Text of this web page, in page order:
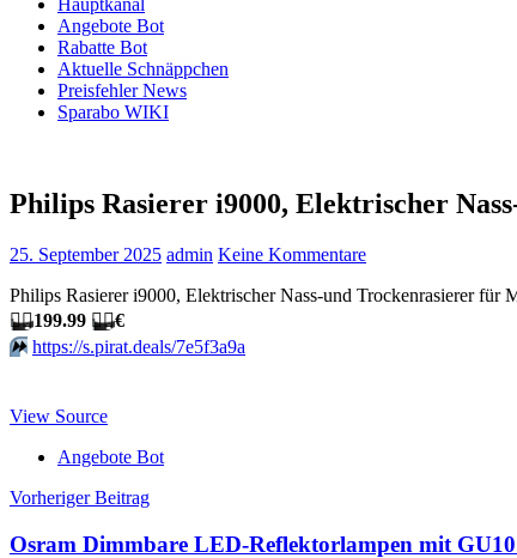
Hauptkanal
Angebote Bot
Rabatte Bot
Aktuelle Schnäppchen
Preisfehler News
Sparabo WIKI
Philips Rasierer i9000, Elektrischer
25. September 2025 admin Keine Kommentare
Philips Rasierer i9000, Elektrischer Nass-und Trockenrasierer
🏴‍☠️199.99 🏴‍☠️€
⏩️ https://s.pirat.deals/7e5f3a9a
View Source
Angebote Bot
Beitragsnavigation
Vorheriger Beitrag
Osram Dimmbare LED-Reflektorlampen mit